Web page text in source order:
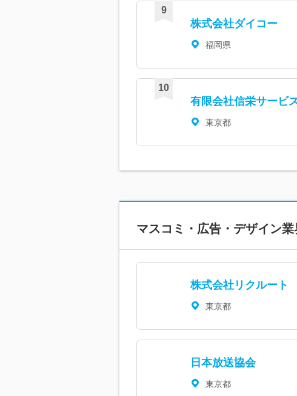
株式会社ダイコー
福岡県
有限会社信栄サービ
東京都
マスコミ・広告・デザイン業
株式会社リクルート
東京都
日本放送協会
東京都